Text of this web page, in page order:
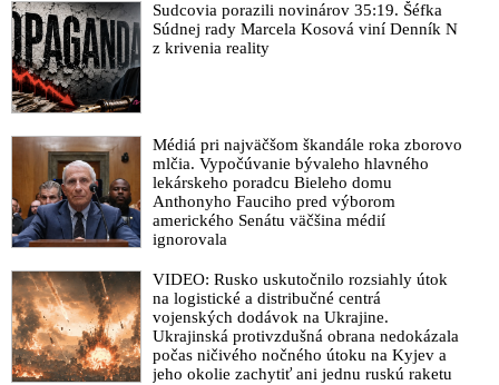
Sudcovia porazili novinárov 35:19. Šéfka
Súdnej rady Marcela Kosová viní Denník N
z krivenia reality
Médiá pri najväčšom škandále roka zborovo
mlčia. Vypočúvanie bývaleho hlavného
lekárskeho poradcu Bieleho domu
Anthonyho Fauciho pred výborom
amerického Senátu väčšina médií
ignorovala
VIDEO: Rusko uskutočnilo rozsiahly útok
na logistické a distribučné centrá
vojenských dodávok na Ukrajine.
Ukrajinská protivzdušná obrana nedokázala
počas ničivého nočného útoku na Kyjev a
jeho okolie zachytiť ani jednu ruskú raketu